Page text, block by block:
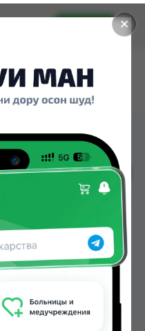
✕
Установить
К-ОЙ
можно купить
Дорухона по цене